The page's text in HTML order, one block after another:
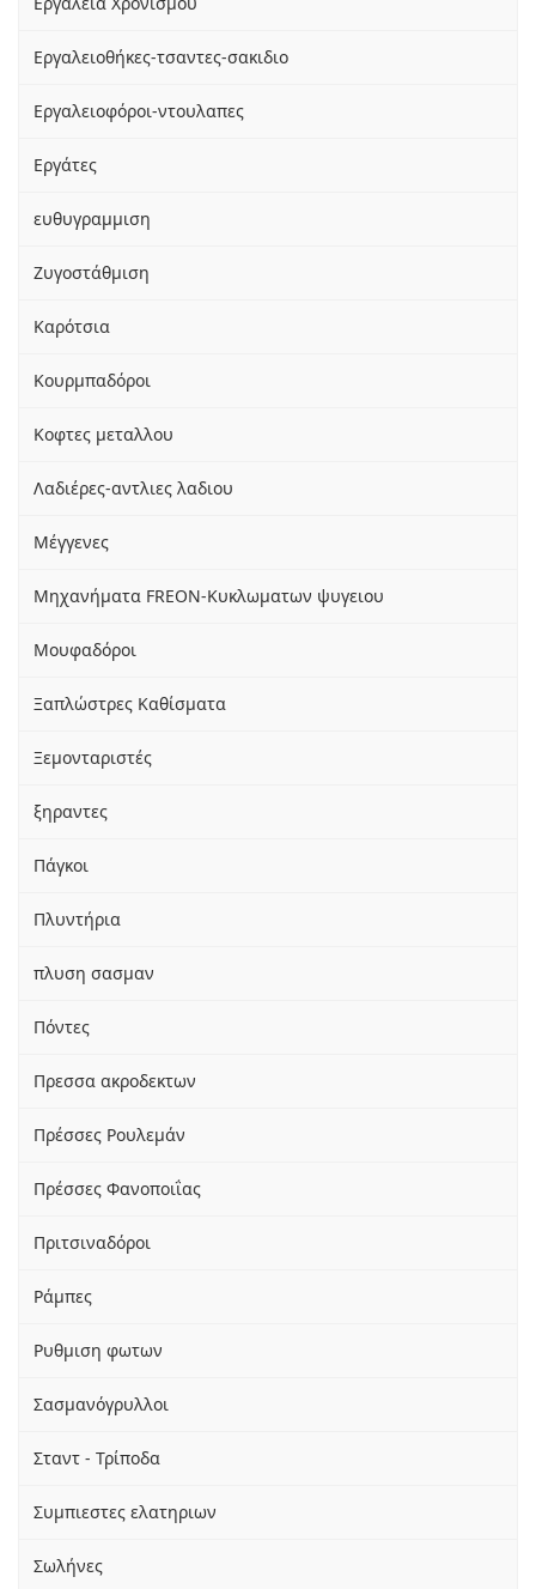
Εργαλειοθήκες-τσαντες-σακιδιο
Εργαλειοφόροι-ντουλαπες
Εργάτες
ευθυγραμμιση
Ζυγοστάθμιση
Καρότσια
Κουρμπαδόροι
Κοφτες μεταλλου
Λαδιέρες-αντλιες λαδιου
Μέγγενες
Μηχανήματα FREON-Κυκλωματων ψυγειου
Μουφαδόροι
Ξαπλώστρες Καθίσματα
Ξεμονταριστές
ξηραντες
Πάγκοι
Πλυντήρια
πλυση σασμαν
Πόντες
Πρεσσα ακροδεκτων
Πρέσσες Ρουλεμάν
Πρέσσες Φανοποιΐας
Πριτσιναδόροι
Ράμπες
Ρυθμιση φωτων
Σασμανόγρυλλοι
Σταντ - Τρίποδα
Συμπιεστες ελατηριων
Σωλήνες